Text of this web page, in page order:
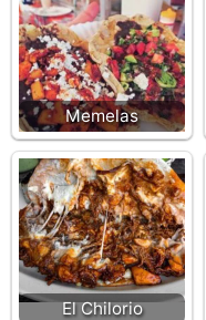
Memelas
El Chilorio